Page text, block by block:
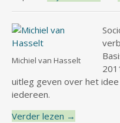
Michiel van Hasselt
uitleg geven over het
iedereen.
Verder lezen →